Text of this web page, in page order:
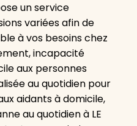
un service
variées afin de
à vos besoins chez
incapacité
aux personnes
au quotidien pour
aidants à domicile,
au quotidien à LE